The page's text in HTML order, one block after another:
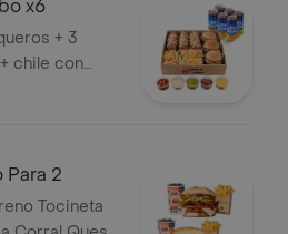
x6
+ 3
chile con
cheddar,
2
Tocineta